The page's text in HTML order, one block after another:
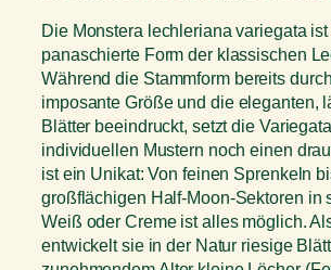
Die Monstera lechleriana variegata
panaschierte Form der klassischen
Während die Stammform bereits
imposante Größe und die eleganten,
Blätter beeindruckt, setzt die
individuellen Mustern noch einen
ist ein Unikat: Von feinen Sprenkeln
großflächigen Half-Moon-Sektoren in
Weiß oder Creme ist alles möglich.
entwickelt sie in der Natur riesige